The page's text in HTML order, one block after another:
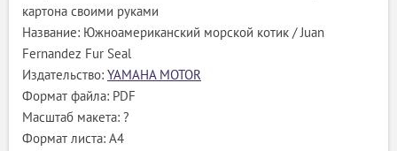
картона своими руками
Название: Южноамериканский морской котик / Juan
Fernandez Fur Seal
Издательство: YAMAHA MOTOR
Формат файла: PDF
Масштаб макета: ?
Формат листа: А4